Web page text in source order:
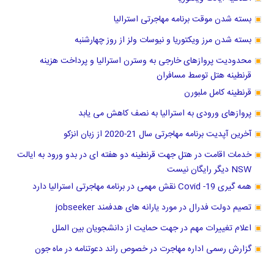
بسته شدن موقت برنامه مهاجرتی استرالیا
بسته شدن مرز ویکتوریا و نیوسات ولز از روز چهارشنبه
محدودیت پروازهای خارجی به وسترن استرالیا و پرداخت هزینه
قرنطینه هتل توسط مسافران
قرنطینه کامل ملبورن
پروازهای ورودی به استرالیا به نصف کاهش می یابد
آخرین آپدیت برنامه مهاجرتی سال 21-2020 از زبان انزکو
خدمات اقامت در هتل جهت قرنطینه دو هفته ای در بدو ورود به ایالت
NSW دیگر رایگان نیست
همه گیری Covid -19 نقش مهمی در برنامه مهاجرتی استرالیا دارد
تصیم دولت فدرال در مورد یارانه های هدفمند jobseeker
اعلام تغییرات مهم در جهت حمایت از دانشجویان بین الملل
گزارش رسمی اداره مهاجرت در خصوص راند دعوتنامه در ماه جون